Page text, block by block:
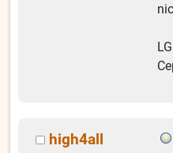
LG
high4all